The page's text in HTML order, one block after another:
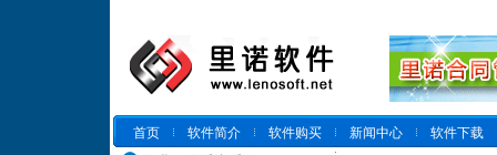
首页 软件简介 软件购买 新闻中心
软件下载